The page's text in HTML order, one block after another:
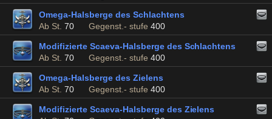
Omega-Halsberge des Schlachtens
Ab St. 70 Gegenst.- stufe 400
Modifizierte Scaeva-Halsberge des Schlachtens
Ab St. 70 Gegenst.- stufe 400
Omega-Halsberge des Zielens
Ab St. 70 Gegenst.- stufe 400
Modifizierte Scaeva-Halsberge des Zielens